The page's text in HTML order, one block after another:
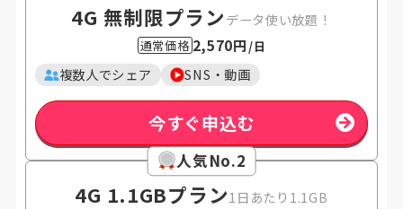
4G 無制限プランデータ使い放題！
通常価格2,570円 /日
複数人でシェア SNS・動画
今すぐ申込む
人気No.2
4G 1.1GBプラン1日あたり1.1GB